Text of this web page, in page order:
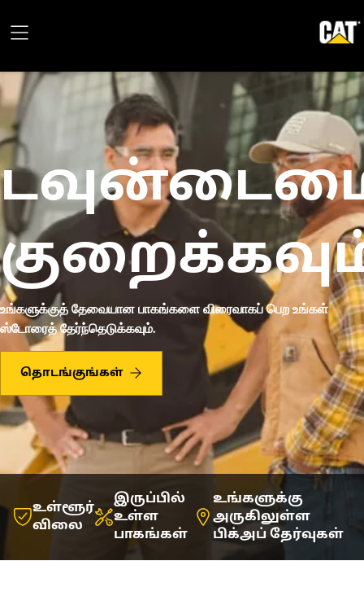
உங்களுக்குத் தேவையான பாகங்களை விரைவாகப் பெற உங்கள்
ஸ்டோரைத் தேர்ந்தெடுக்கவும்.
தொடங்குங்கள்
உள்ளூர்
விலை
இருப்பில்
உள்ள
பாகங்கள்
உங்களுக்கு
அருகிலுள்ள
பிக்அப் தேர்வுகள்